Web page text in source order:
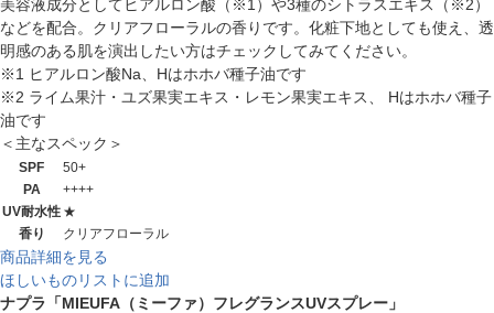
美容液成分としてヒアルロン酸（※1）や3種のシトラスエキス（※2）
などを配合。クリアフローラルの香りです。化粧下地としても使え、透
明感のある肌を演出したい方はチェックしてみてください。
※1 ヒアルロン酸Na、Hはホホバ種子油です
※2 ライム果汁・ユズ果実エキス・レモン果実エキス、 Hはホホバ種子
油です
＜主なスペック＞
SPF
50+
PA
++++
UV耐水性 ★
香り
クリアフローラル
商品詳細を見る
ほしいものリストに追加
ナプラ「MIEUFA（ミーファ）フレグランスUVスプレー」